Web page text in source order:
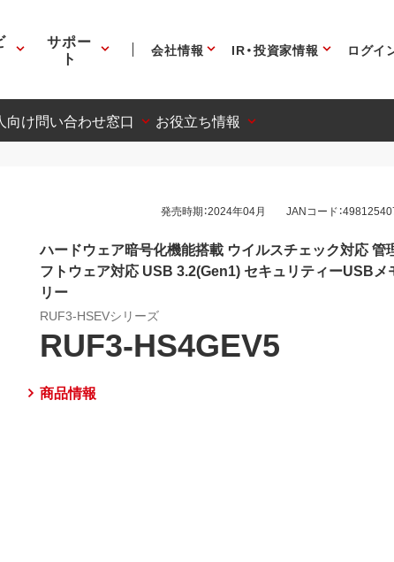
サポー
ト 会社情報 IR・投資家情報 ログイ
向け問い合わせ窓口 お役立ち情報
発売時期：2024年04月 JANコード：
ハードウェア暗号化機能搭載 ウイルスチェック対応 管
フトウェア対応 USB 3.2(Gen1) セキュリティーUSBメ
リー
RUF3-HSEVシリーズ
RUF3-HS4GEV5
商品情報